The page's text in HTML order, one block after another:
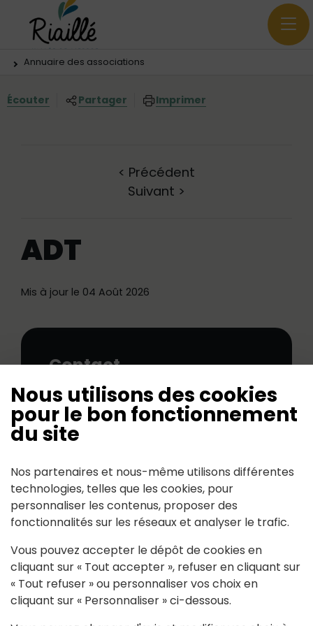
Panneau de gestion des cookies
Nous utilisons des cookies
pour le bon fonctionnement
du site
Nos partenaires et nous-même utilisons différentes
technologies, telles que les cookies, pour
personnaliser les contenus, proposer des
fonctionnalités sur les réseaux et analyser le trafic.
Vous pouvez accepter le dépôt de cookies en
cliquant sur « Tout accepter », refuser en cliquant sur
« Tout refuser » ou personnaliser vos choix en
cliquant sur « Personnaliser » ci-dessous.
Menu principal
Contenus
Vous êtes ici:
Annuaire des associations
Écouter Partager Imprimer
< Précédent
Suivant >
ADT
Mis à jour le 04 Août 2026
Contact
adt(at)aideadomicile.org
Mairie de Riaillé
170, rue du Cèdre 44440 RIAILLÉ
Tél : 02 40 97 80 25
Contactez nous
accueilmairie@riaille.fr